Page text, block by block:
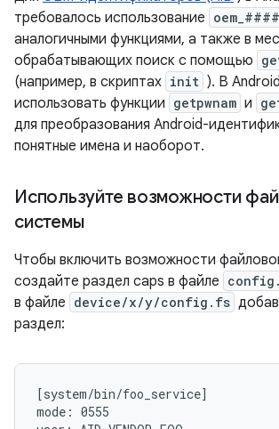
требовалось использование oem_####
аналогичными функциями, а также в
обрабатывающих поиск с помощью
(например, в скриптах init ). В
использовать функции getpwnam и
для преобразования Android-
понятные имена и наоборот.
Используйте возможности
системы
Чтобы включить возможности
создайте раздел caps в файле
в файле device/x/y/config.fs
раздел:
[system/bin/foo_service]
mode: 0555